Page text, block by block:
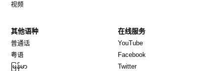
视频
其他语种
普通话
粤语
မြန်မာ
在线服务
YouTube
Facebook
TwitterOpens in new window